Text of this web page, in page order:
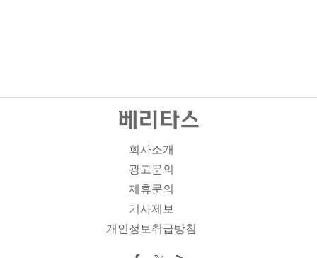
회사소개
광고문의
제휴문의
기사제보
개인정보취급방침